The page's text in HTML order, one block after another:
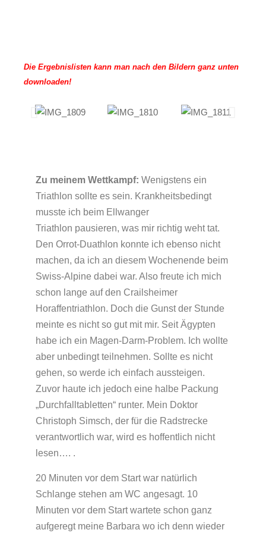
Die Ergebnislisten kann man nach den Bildern ganz unten
downloaden!
Zu meinem Wettkampf: Wenigstens ein
Triathlon sollte es sein. Krankheitsbedingt
musste ich beim Ellwanger
Triathlon pausieren, was mir richtig weht tat.
Den Orrot-Duathlon konnte ich ebenso nicht
machen, da ich an diesem Wochenende beim
Swiss-Alpine dabei war. Also freute ich mich
schon lange auf den Crailsheimer
Horaffentriathlon. Doch die Gunst der Stunde
meinte es nicht so gut mit mir. Seit Ägypten
habe ich ein Magen-Darm-Problem. Ich wollte
aber unbedingt teilnehmen. Sollte es nicht
gehen, so werde ich einfach aussteigen.
Zuvor haute ich jedoch eine halbe Packung
„Durchfalltabletten“ runter. Mein Doktor
Christoph Simsch, der für die Radstrecke
verantwortlich war, wird es hoffentlich nicht
lesen…. .
20 Minuten vor dem Start war natürlich
Schlange stehen am WC angesagt. 10
Minuten vor dem Start wartete schon ganz
aufgeregt meine Barbara wo ich denn wieder